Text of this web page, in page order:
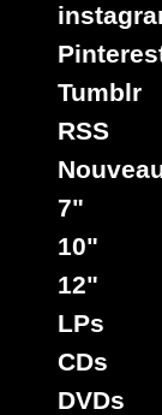
Tumblr
RSS
7"
10"
12"
LPs
CDs
DVDs